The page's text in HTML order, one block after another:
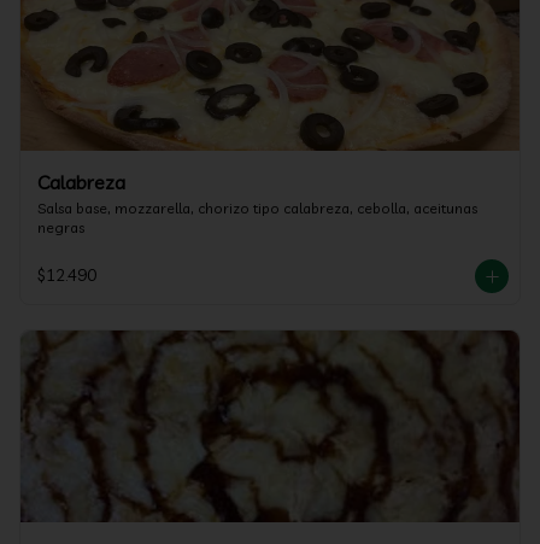
Calabreza
Salsa base, mozzarella, chorizo tipo calabreza, cebolla, aceitunas
negras
$12.490